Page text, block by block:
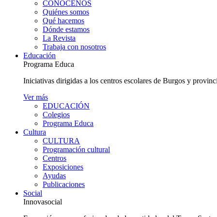
CONÓCENOS
Quiénes somos
Qué hacemos
Dónde estamos
La Revista
Trabaja con nosotros
Educación
Programa Educa
Iniciativas dirigidas a los centros escolares de Burgos y
Ver más
EDUCACIÓN
Colegios
Programa Educa
Cultura
CULTURA
Programación cultural
Centros
Exposiciones
Ayudas
Publicaciones
Social
Innovasocial